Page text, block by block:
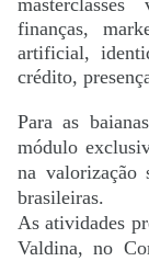
finanças,
artificial,
crédito,
Para as
módulo
na valorização
brasileiras.
As atividades
Valdina, no